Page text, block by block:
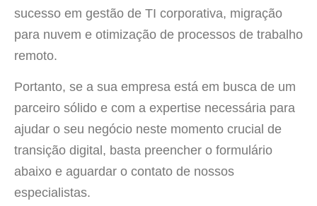
sucesso em gestão de TI corporativa, migração
para nuvem e otimização de processos de trabalho
remoto.
Portanto, se a sua empresa está em busca de um
parceiro sólido e com a expertise necessária para
ajudar o seu negócio neste momento crucial de
transição digital, basta preencher o formulário
abaixo e aguardar o contato de nossos
especialistas.